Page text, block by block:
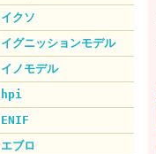
イクソ
イグニッションモデル
イノモデル
hpi
ENIF
エブロ